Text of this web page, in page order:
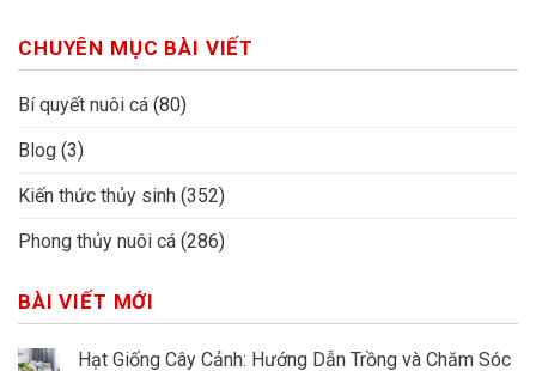
CHUYÊN MỤC BÀI VIẾT
Bí quyết nuôi cá (80)
Blog (3)
Kiến thức thủy sinh (352)
Phong thủy nuôi cá (286)
BÀI VIẾT MỚI
Hạt Giống Cây Cảnh: Hướng Dẫn Trồng và Chăm Sóc